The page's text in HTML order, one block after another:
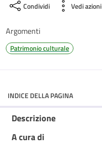
Condividi Vedi azioni
Argomenti
Patrimonio culturale
INDICE DELLA PAGINA
Descrizione
A cura di